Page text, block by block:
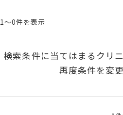
1〜0件を表示
検索条件に当てはまるクリ
再度条件を変